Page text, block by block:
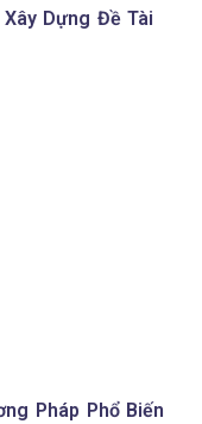
Dựng Đề Tài
Pháp Phổ Biến